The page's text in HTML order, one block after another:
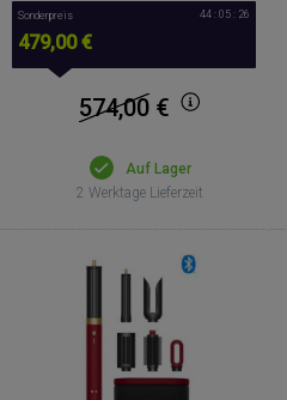
Sonderpreis
479,00 €
44 : 05 : 26
574,00 €
Auf Lager
2 Werktage Lieferzeit